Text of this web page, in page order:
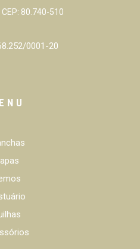
80.740-510
0001-20